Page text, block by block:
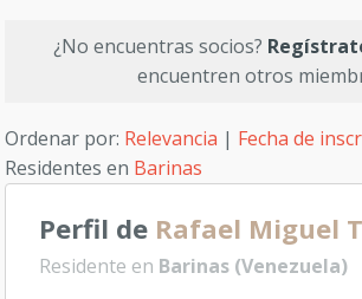
¿No encuentras socios?
encuentren otros
Ordenar por: Relevancia | Fecha de
Residentes en Barinas
Perfil de Rafael Miguel
Residente en Barinas (Venezuela)